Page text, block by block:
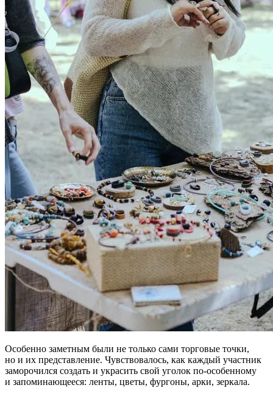
Особенно заметным были не только сами торговые точки,
но и их представление. Чувствовалось, как каждый участник
заморочился создать и украсить свой уголок по-особенному
и запоминающееся: ленты, цветы, фургоны, арки, зеркала.